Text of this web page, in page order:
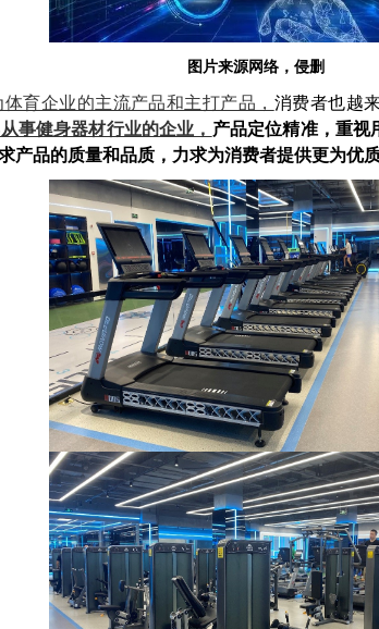
图片来源网络，侵删
育企业的主流产品和主打产品， 消费者也越
事健身器材行业的企业， 产品定位精准，重视
产品的质量和品质，力求为消费者提供更为优质